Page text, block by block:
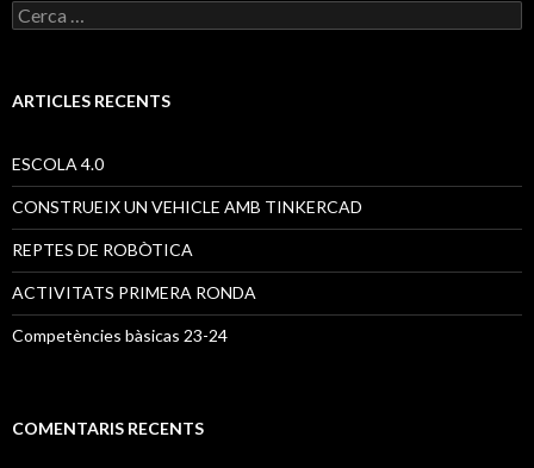
C
e
a
ARTICLES RECENTS
ESCOLA 4.0
CONSTRUEIX UN VEHICLE AMB TINKERCAD
REPTES DE ROBÒTICA
ACTIVITATS PRIMERA RONDA
Competències bàsicas 23-24
COMENTARIS RECENTS